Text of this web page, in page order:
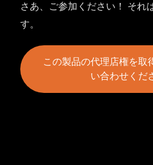
さあ、ご参加ください！ それ
す。
この製品の代理店権を取
い合わせくだ